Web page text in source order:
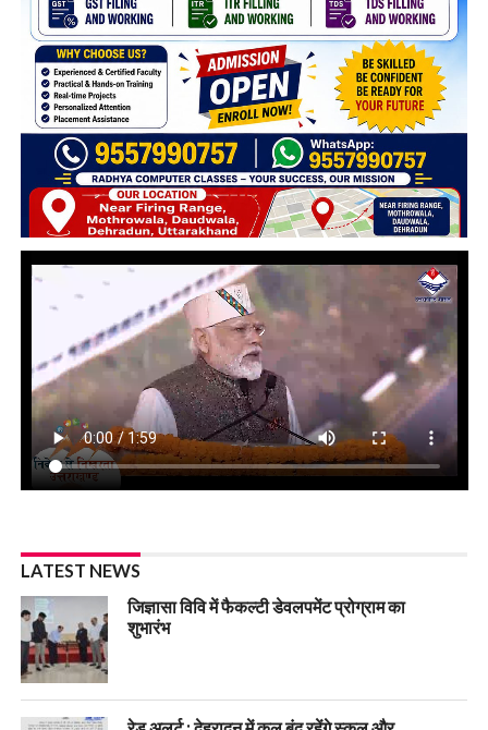
LATEST NEWS
जिज्ञासा विवि में फैकल्टी डेवलपमेंट प्रोग्राम का
शुभारंभ